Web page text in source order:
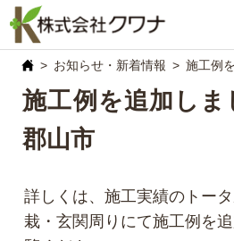
お知らせ・新着情報 施工例
施工例を追加しま
郡山市
詳しくは、施工実績のトー
栽・玄関周りにて施工例を